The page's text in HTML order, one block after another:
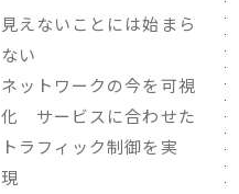
見えないことには始まら
ない
ネットワークの今を可視
化 サービスに合わせた
トラフィック制御を実
現